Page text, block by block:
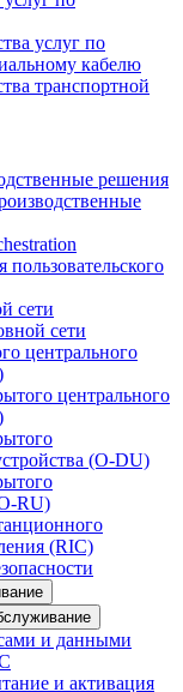
услуг по
кабелю
транспортной
решения
сети
сети
центрального
центрального
(O-DU)
RU)
(RIC)
и данными
и активация